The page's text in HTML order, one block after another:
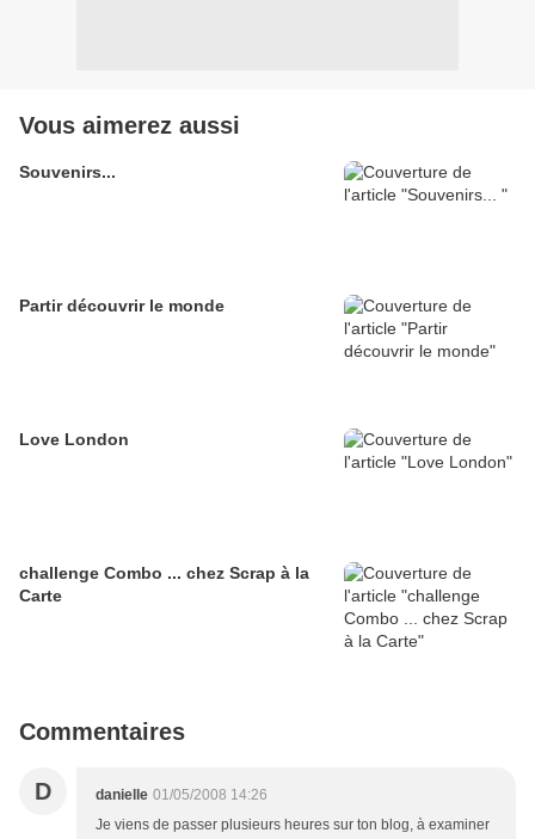
Vous aimerez aussi
Souvenirs...
Partir découvrir le monde
Love London
challenge Combo ... chez Scrap à la
Carte
Commentaires
D danielle 01/05/2008 14:26
Je viens de passer plusieurs heures sur ton blog, à examiner